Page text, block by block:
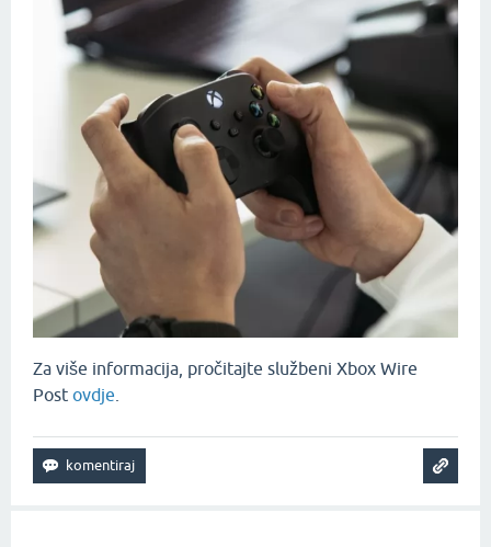
Za više informacija, pročitajte službeni Xbox Wire
Post ovdje